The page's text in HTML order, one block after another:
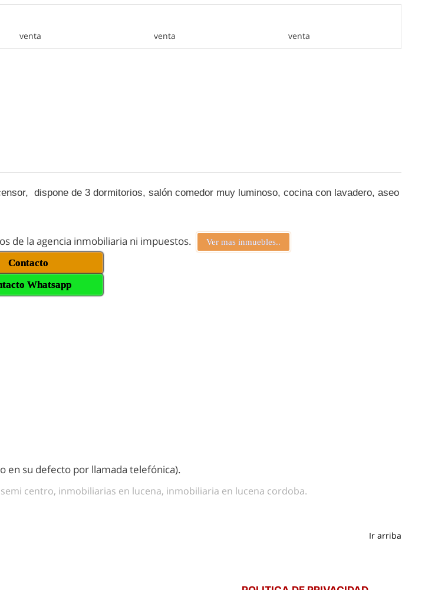
dispone de 3 dormitorios, salón comedor muy luminoso, cocina con lavadero, aseo
de la agencia inmobiliaria ni impuestos.
Ver mas inmuebles..
Contacto
Whatsapp
en su defecto por llamada telefónica).
centro, inmobiliarias en lucena, inmobiliaria en lucena cordoba.
Ir arriba